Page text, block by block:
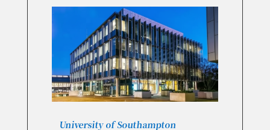
University of Southampton